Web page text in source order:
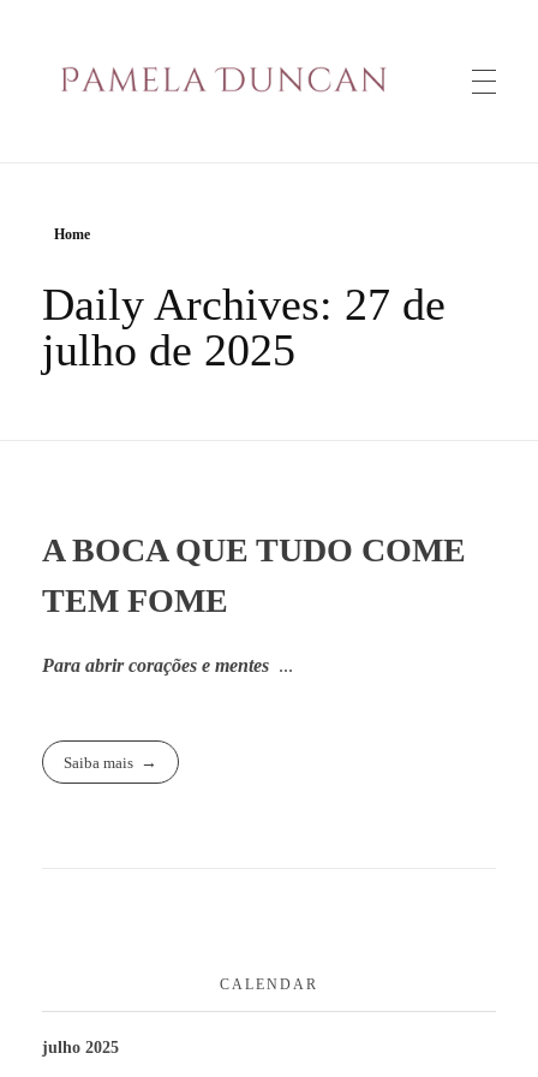
Home
Daily Archives: 27 de
julho de 2025
A BOCA QUE TUDO COME
TEM FOME
Para abrir corações e mentes ...
Saiba mais
CALENDAR
julho 2025